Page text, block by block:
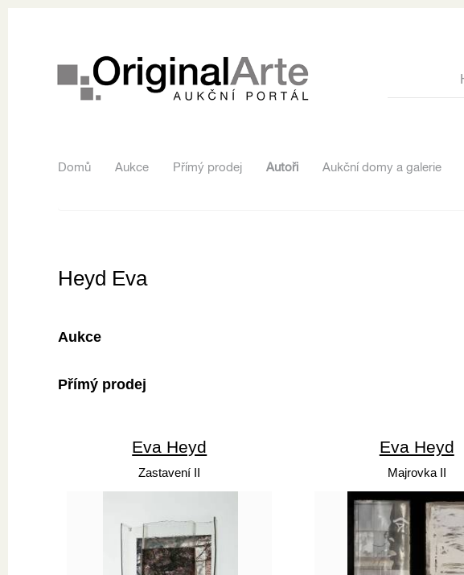
Domů Aukce Přímý prodej Autoři Aukční domy a galerie
Heyd Eva
Aukce
Přímý prodej
Eva Heyd
Zastavení II
Eva Heyd
Majrovka II